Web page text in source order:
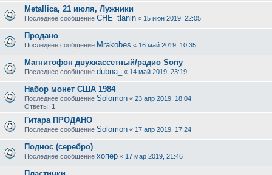
Metallica, 21 июля, Лужники
Последнее сообщение CHE_tlanin « 15 июн 2019, 22:05
Продано
Последнее сообщение Mrakobes « 16 май 2019, 10:35
Магнитофон двухкассетный/радио Sony
Последнее сообщение dubna_ « 14 май 2019, 23:19
Набор монет США 1984
Последнее сообщение Solomon « 23 апр 2019, 18:04
Ответы: 1
Гитара ПРОДАНО
Последнее сообщение Solomon « 17 апр 2019, 17:24
Поднос (серебро)
Последнее сообщение хопер « 17 мар 2019, 21:46